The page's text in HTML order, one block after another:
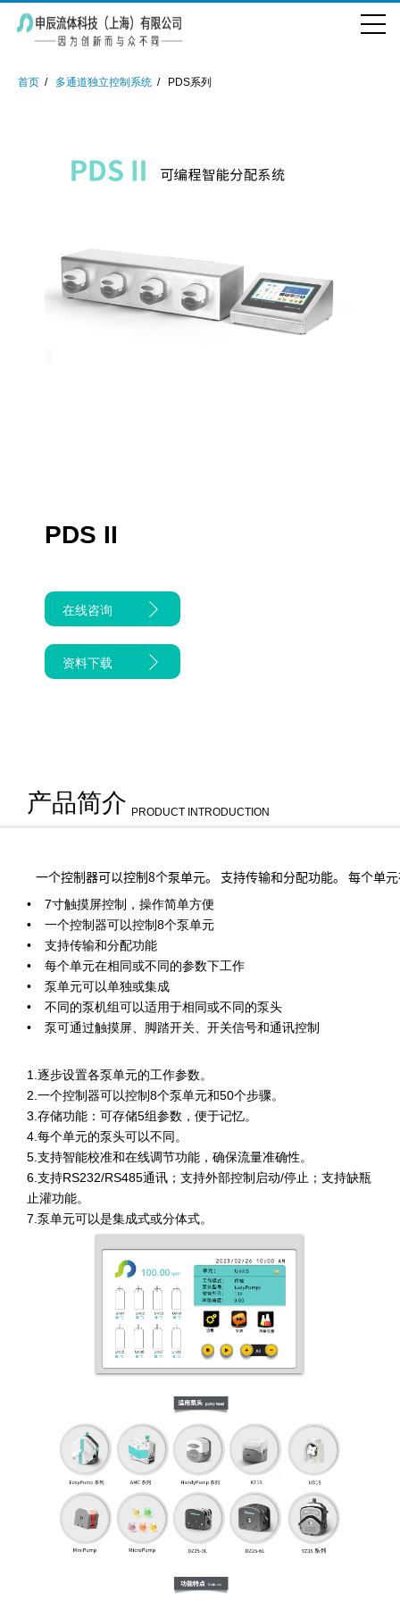
首页 多通道独立控制系统 PDS系列
PDS II
在线咨询
资料下载
产品简介 PRODUCT INTRODUCTION
一个控制器可以控制8个泵单元。 支持传输和分配功能。 每个单
7寸触摸屏控制，操作简单方便
一个控制器可以控制8个泵单元
支持传输和分配功能
每个单元在相同或不同的参数下工作
泵单元可以单独或集成
不同的泵机组可以适用于相同或不同的泵头
泵可通过触摸屏、脚踏开关、开关信号和通讯控制
1.逐步设置各泵单元的工作参数。
2.一个控制器可以控制8个泵单元和50个步骤。
3.存储功能：可存储5组参数，便于记忆。
4.每个单元的泵头可以不同。
5.支持智能校准和在线调节功能，确保流量准确性。
6.支持RS232/RS485通讯；支持外部控制启动/停止；支持缺瓶
止灌功能。
7.泵单元可以是集成式或分体式。